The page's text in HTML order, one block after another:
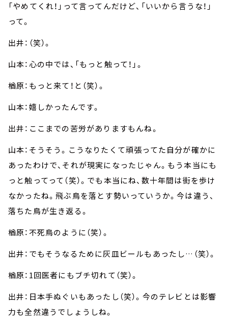
「やめてくれ！」って言ってんだけど、「いいから言うな！」
って。
出井：（笑）。
山本：心の中では、「もっと触って！」。
楢原：もっと来て！と（笑）。
山本：嬉しかったんです。
出井：ここまでの苦労がありますもんね。
山本：そうそう。こうなりたくて頑張ってた自分が確かに
あったわけで、それが現実になったじゃん。もう本当にも
っと触ってって（笑）。でも本当にね、数十年間は街を歩け
なかったね。飛ぶ鳥を落とす勢いっていうか。今は違う、
落ちた鳥が生き返る。
楢原：不死鳥のように（笑）。
出井：でもそうなるために灰皿ビールもあったし…（笑）。
楢原：1回医者にもブチ切れて（笑）。
出井：日本手ぬぐいもあったし（笑）。今のテレビとは影響
力も全然違うでしょうしね。